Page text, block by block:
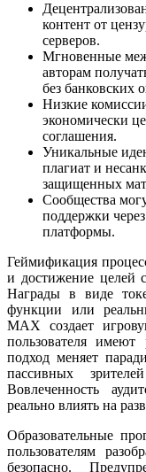
контент от
серверов.
Мгновенные
авторам
без банковских
Низкие
экономически
соглашения.
Уникальные
плагиат и
защищенных
Сообщества
поддержки
платформы.
Геймификация
и достижение целей
Награды в виде
функции или
MAX создает
пользователя
подход меняет
пассивных
Вовлеченность
реально влиять на
Образовательные
пользователям
безопасно.